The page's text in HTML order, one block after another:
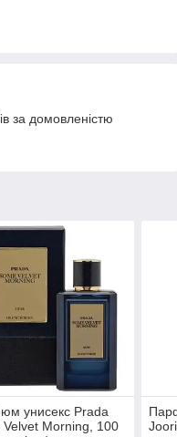
за домовленістю
унисекс Prada
Velvet Morning, 100